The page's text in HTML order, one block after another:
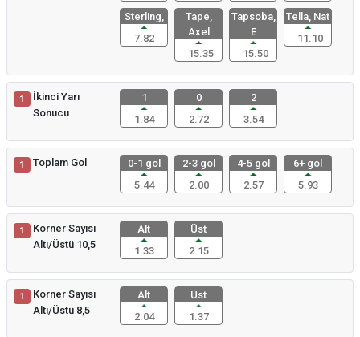
Sterling,
7.82
Tape,
Axel
15.35
Tapsoba,
E
15.50
Tella, Nat
11.10
1
İkinci Yarı
Sonucu
1
1.84
0
2.72
2
3.54
1 Toplam Gol
0-1 gol
5.44
2-3 gol
2.00
4-5 gol
2.57
6+ gol
5.93
1
Korner Sayısı
Altı/Üstü 10,5
Alt
1.33
Üst
2.15
1
Korner Sayısı
Altı/Üstü 8,5
Alt
2.04
Üst
1.37